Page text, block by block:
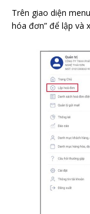
Trên giao diện
hóa đơn” để lập và